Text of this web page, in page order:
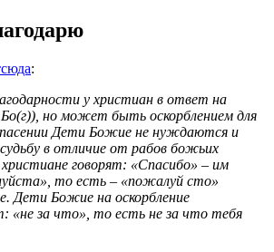
:
у христиан в ответ на
Бо(г)), но может быть оскорблением для
Дети Божие не нуждаются и
в отличие от рабов божьих
говорят: «Спасибо» – им
то есть – «пожалуй сто»
Дети Божие на оскорбление
«не за что», то есть не за что тебя